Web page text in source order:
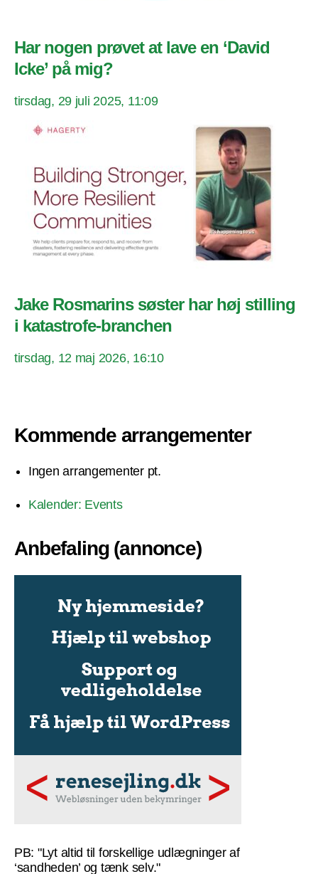
Har nogen prøvet at lave en ‘David
Icke’ på mig?
tirsdag, 29 juli 2025, 11:09
Jake Rosmarins søster har høj stilling
i katastrofe-branchen
tirsdag, 12 maj 2026, 16:10
Kommende arrangementer
Ingen arrangementer pt.
Kalender: Events
Anbefaling (annonce)
PB: "Lyt altid til forskellige udlægninger af
‘sandheden’ og tænk selv."